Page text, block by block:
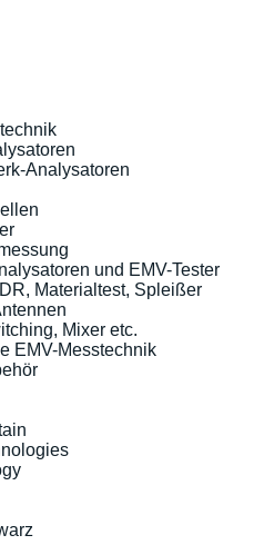
Analysatoren
und EMV-Tester
Materialtest, Spleißer
Mixer etc.
EMV-Messtechnik